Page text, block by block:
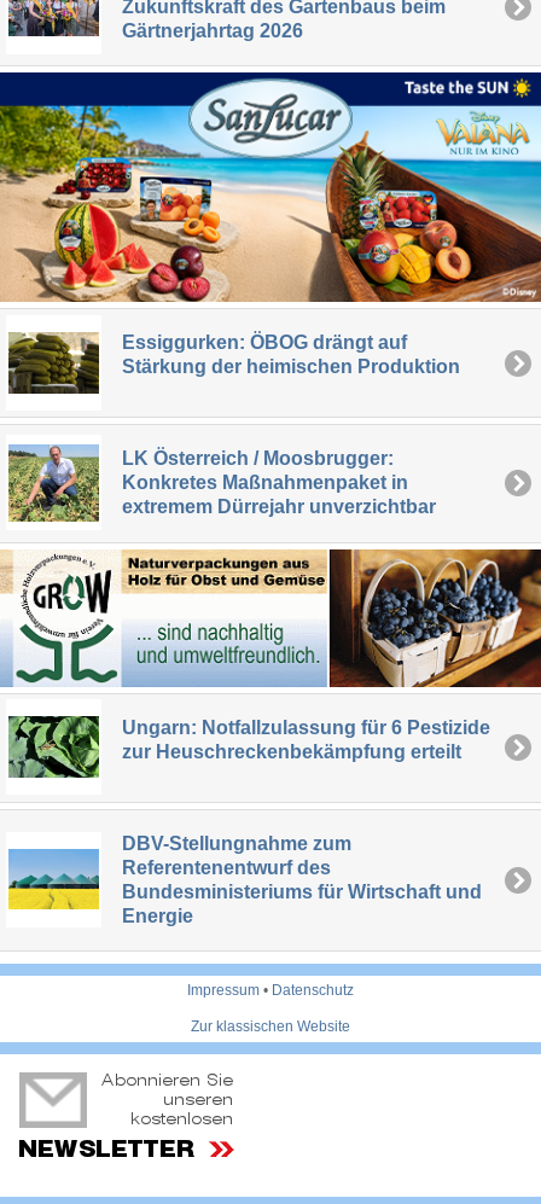
Zukunftskraft des Gartenbaus beim
Gärtnerjahrtag 2026
Essiggurken: ÖBOG drängt auf
Stärkung der heimischen Produktion
LK Österreich / Moosbrugger:
Konkretes Maßnahmenpaket in
extremem Dürrejahr unverzichtbar
Ungarn: Notfallzulassung für 6 Pestizide
zur Heuschreckenbekämpfung erteilt
DBV-Stellungnahme zum
Referentenentwurf des
Bundesministeriums für Wirtschaft und
Energie
Impressum • Datenschutz
Zur klassischen Website